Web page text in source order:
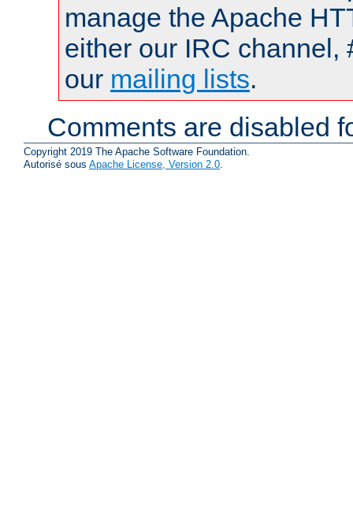
manage the Apache
either our IRC channel,
our mailing lists.
Comments are disabled
Copyright 2019 The Apache Software Foundation.
Autorisé sous Apache License, Version 2.0